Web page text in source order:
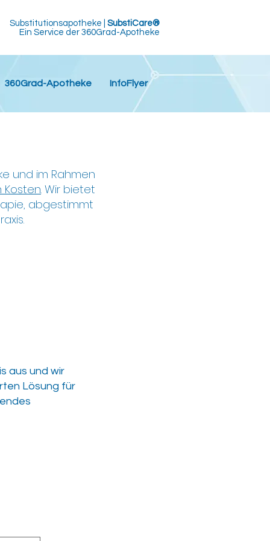
Substitutionsapotheke | SubstiCare®
Ein Service der 360Grad-Apotheke
360Grad-Apotheke InfoFlyer
und im Rahmen
Kosten. Wir bietet
abgestimmt
aus und wir
Lösung für